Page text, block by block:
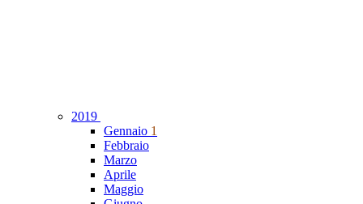
2019
Gennaio 1
Febbraio
Marzo
Aprile
Maggio